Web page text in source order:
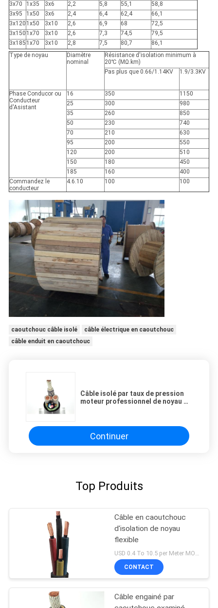
3x70
1x35 3x6 2,2 5,8 55,1
58,8
3x95
1x50 3x6 2,4 6,4 62,4
66,1
3x120 1x50 3x10 2,6 6,9 68
72,5
3x150 1x70 3x10 2,6 7,3 74,5
79,5
3x185 1x70 3x10 2,8 7,5 80,7
86,1
Type de noyau
Diamètre
nominal
Résistance d'isolation minimum à
20℃ (MΩ.km)
Pas plus que 0.66/1.14KV
1.9/3.3KV
Phase Conducor ou
Conducteur
d'Asistant
16 350
1150
25
300
980
35
260
850
50
230
740
70
210
630
95
200
550
120
200
510
150
180
450
185
160
400
Commandez le
conducteur
4.6.10 100 100
caoutchouc câble isolé
câble électrique en caoutchouc
câble enduit en caoutchouc
Câble isolé par taux de pression
moteur professionnel de noyau de
Continuer
Top Produits
Câble en caoutchouc
d'isolation de noyau
flexible
USD 0.4 To 10.5 per Meter MOQ:1000M
CONTACT
Câble engainé par